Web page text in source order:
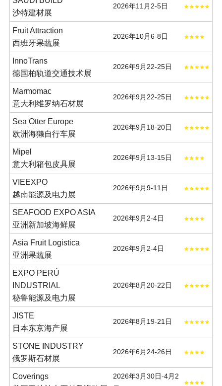
沙特建材展
2026年11月2-5日
Fruit Attraction
西班牙果蔬展
2026年10月6-8日
InnoTrans
德国柏轨道交通技术展
2026年9月22-25日
Marmomac
意大利维罗纳石材展
2026年9月22-25日
Sea Otter Europe
欧洲海獭自行车展
2026年9月18-20日
Mipel
意大利箱包皮具展
2026年9月13-15日
VIEEXPO
越南能源及电力展
2026年9月9-11日
SEAFOOD EXPO ASIA
亚洲新加坡海鲜展
2026年9月2-4日
Asia Fruit Logistica
亚洲果蔬展
2026年9月2-4日
EXPO PERÚ
INDUSTRIAL
秘鲁能源及电力展
2026年8月20-22日
JISTE
日本东京海产展
2026年8月19-21日
STONE INDUSTRY
俄罗斯石材展
2026年6月24-26日
Coverings
2026年3月30日-4月2